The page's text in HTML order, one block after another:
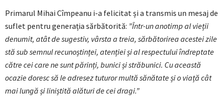
Primarul Mihai Cîmpeanu i-a felicitat și a transmis un mesaj de
suflet pentru generația sărbătorită: ”Într-un anotimp al vieții
denumit, atât de sugestiv, vârsta a treia, sărbătorirea acestei zile
stă sub semnul recunoștinței, atenției și al respectului îndreptate
către cei care ne sunt părinți, bunici și străbunici. Cu această
ocazie doresc să le adresez tuturor multă sănătate și o viață cât
mai lungă și liniștită alături de cei dragi.”